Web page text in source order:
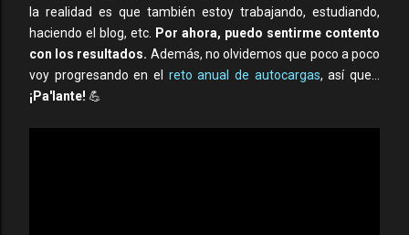
la realidad es que también estoy trabajando, estudiando,
haciendo el blog, etc. Por ahora, puedo sentirme contento
con los resultados. Además, no olvidemos que poco a poco
voy progresando en el reto anual de autocargas, así que...
¡Pa'lante! 💪